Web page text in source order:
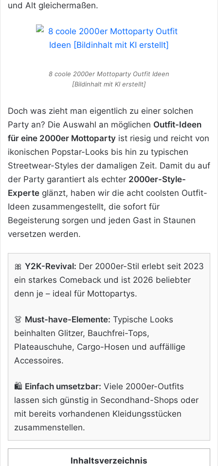
und Alt gleichermaßen.
8 coole 2000er Mottoparty Outfit Ideen
[Bildinhalt mit KI erstellt]
Doch was zieht man eigentlich zu einer solchen
Party an? Die Auswahl an möglichen Outfit-Ideen
für eine 2000er Mottoparty ist riesig und reicht von
ikonischen Popstar-Looks bis hin zu typischen
Streetwear-Styles der damaligen Zeit. Damit du auf
der Party garantiert als echter 2000er-Style-
Experte glänzt, haben wir die acht coolsten Outfit-
Ideen zusammengestellt, die sofort für
Begeisterung sorgen und jeden Gast in Staunen
versetzen werden.
🎀 Y2K-Revival: Der 2000er-Stil erlebt seit 2023
ein starkes Comeback und ist 2026 beliebter
denn je – ideal für Mottopartys.
👗 Must-have-Elemente: Typische Looks
beinhalten Glitzer, Bauchfrei-Tops,
Plateauschuhe, Cargo-Hosen und auffällige
Accessoires.
🛍️ Einfach umsetzbar: Viele 2000er-Outfits
lassen sich günstig in Secondhand-Shops oder
mit bereits vorhandenen Kleidungsstücken
zusammenstellen.
Inhaltsverzeichnis